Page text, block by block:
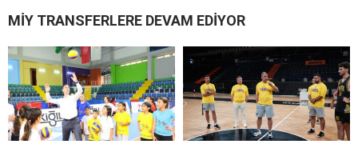
MİY TRANSFERLERE DEVAM EDİYOR